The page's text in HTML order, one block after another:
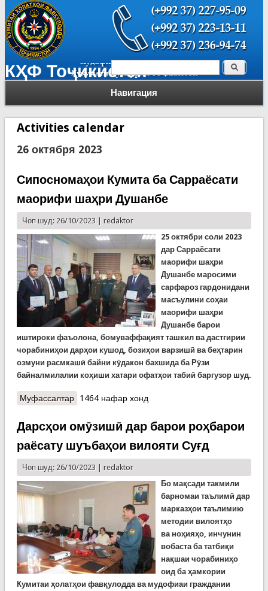
КҲФ Тоҷикистон
Навигация
Форма поиска Поиск
Activities calendar
26 октября 2023
Сипосномаҳои Кумита ба Сарраёсати
маорифи шаҳри Душанбе
Чоп шуд: 26/10/2023 | redaktor
25 октябри соли 2023
дар Сарраёсати
маорифи шаҳри
Душанбе маросими
сарфароз гардонидани
масъулини соҳаи
маорифи шаҳри
Душанбе барои
иштироки фаъолона, бомуваффақият ташкил ва дастгирии
чорабиниҳои дарҳои кушод, бозиҳои варзишӣ ва беҳтарин
озмуни расмкашӣ байни кӯдакон бахшида ба Рӯзи
байналмилалии коҳиши хатари офатҳои табиӣ баргузор шуд.
Муфассалтаро Сипосномаҳои Кумита ба Сарраёсати
1464 нафар хонд
Дарсҳои омӯзишӣ дар барои роҳбарои
раёсату шуъбаҳои вилояти Суғд
Чоп шуд: 26/10/2023 | redaktor
Бо мақсади такмили
барномаи таълимӣ дар
марказҳои таълимию
методии вилоятҳо
ва ноҳияҳо, инчунин
вобаста ба татбиқи
нақшаи чорабиниҳо
оид баҳамкории
Кумитаи ҳолатҳои фавқулодда ва мудофиаи граждании